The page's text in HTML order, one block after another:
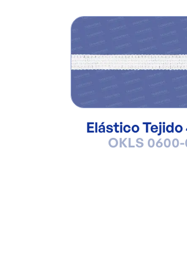
Elástico Tejido
OKLS